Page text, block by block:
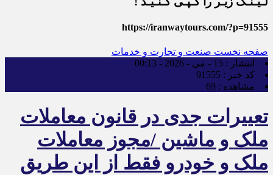
https://iranwaytours.com/?p=91555
صفحه نخست صنعت و تجارت و خدمات
انتشار : 15 - می - 2026 - 00:13
کد خبر : 91555
مشاهده : 69
تعییرات جدی در قانون معاملات
ملک و ماشین /مجوز معاملات
ملک و خودرو فقط از این طریق